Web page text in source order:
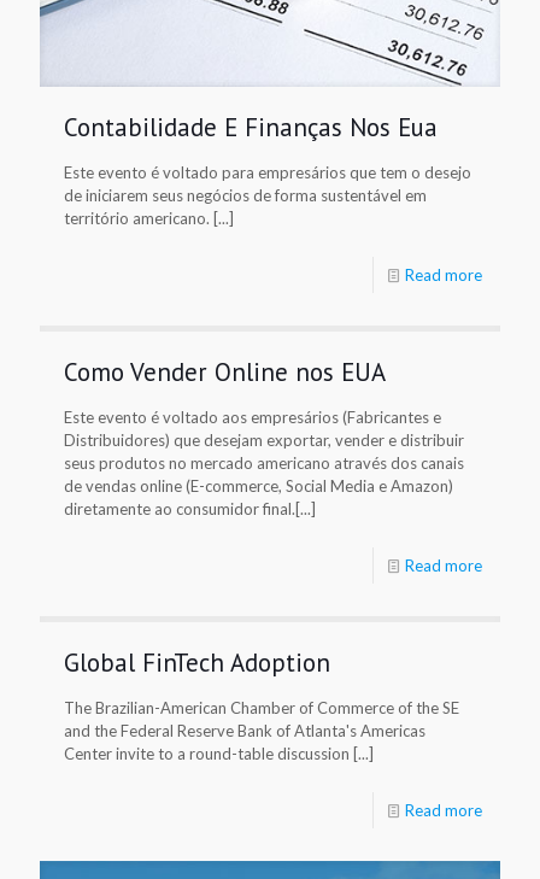
Contabilidade E Finanças Nos Eua
Este evento é voltado para empresários que tem o desejo
de iniciarem seus negócios de forma sustentável em
território americano. [...]
Read more
Como Vender Online nos EUA
Este evento é voltado aos empresários (Fabricantes e
Distribuidores) que desejam exportar, vender e distribuir
seus produtos no mercado americano através dos canais
de vendas online (E-commerce, Social Media e Amazon)
diretamente ao consumidor final.[...]
Read more
Global FinTech Adoption
The Brazilian-American Chamber of Commerce of the SE
and the Federal Reserve Bank of Atlanta's Americas
Center invite to a round-table discussion [...]
Read more